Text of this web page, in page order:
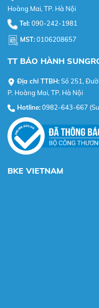
Hoàng Mai, TP. Hà Nội
Tel: 090-242-1981
MST:0106208657
TT BẢO HÀNH
Địa chỉ TTBH:Số 251,
P. Hoàng Mai, TP. Hà Nội
Hotline:0982-643-667
BKE VIETNAM